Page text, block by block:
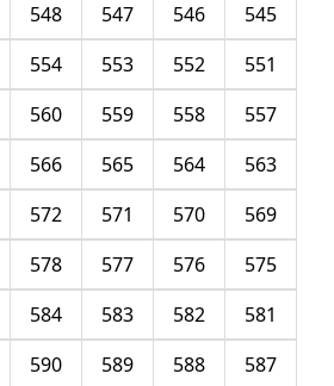
545
546
547
548
551
552
553
554
557
558
559
560
563
564
565
566
569
570
571
572
575
576
577
578
581
582
583
584
587
588
589
590